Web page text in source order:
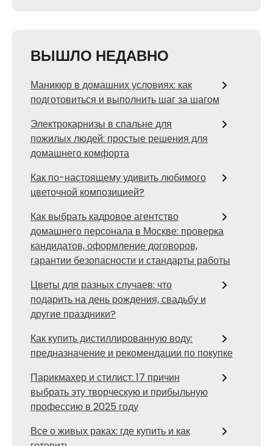
ВЫШЛО НЕДАВНО
Маникюр в домашних условиях: как
подготовиться и выполнить шаг за шагом
Электрокарнизы в спальне для
пожилых людей: простые решения для
домашнего комфорта
Как по-настоящему удивить любимого
цветочной композицией?
Как выбрать кадровое агентство
домашнего персонала в Москве: проверка
кандидатов, оформление договоров,
гарантии безопасности и стандарты работы
Цветы для разных случаев: что
подарить на день рождения, свадьбу и
другие праздники?
Как купить дистиллированную воду:
предназначение и рекомендации по покупке
Парикмахер и стилист: 17 причин
выбрать эту творческую и прибыльную
профессию в 2025 году
Все о живых раках: где купить и как